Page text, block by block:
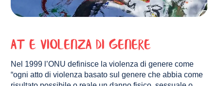
AT e Violenza di genere
Nel 1999 l’ONU definisce la violenza di genere come
“ogni atto di violenza basato sul genere che abbia come